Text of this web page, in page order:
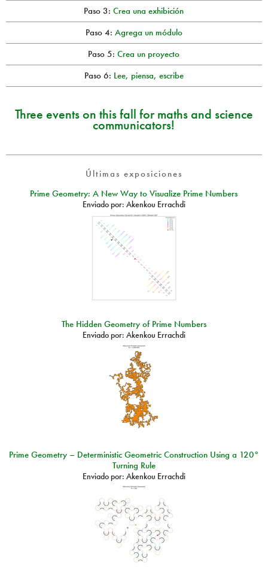
Paso 3:Crea una exhibición
Paso 4: Agrega un módulo
Paso 5:Crea un proyecto
Paso 6: Lee, piensa, escribe
Three events on this fall for maths and science
communicators!
Últimas exposiciones
Prime Geometry: A New Way to Visualize Prime Numbers
Enviado por: Akenkou Errachdi
The Hidden Geometry of Prime Numbers
Enviado por: Akenkou Errachdi
Prime Geometry – Deterministic Geometric Construction Using a 120°
Turning Rule
Enviado por: Akenkou Errachdi